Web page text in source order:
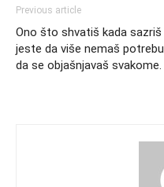
Previous article
Ono što shvatiš kada sazriš
jeste da više nemaš potrebu
da se objašnjavaš svakome.